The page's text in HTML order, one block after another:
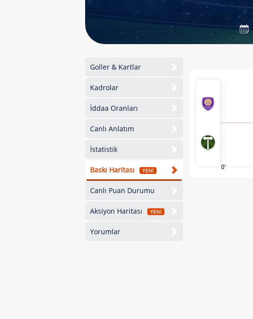
Goller & Kartlar
Kadrolar
İddaa Oranları
Canlı Anlatım
İstatistik
Baskı Haritası YENİ
Canlı Puan Durumu
Aksiyon Haritası YENİ
Yorumlar
0'